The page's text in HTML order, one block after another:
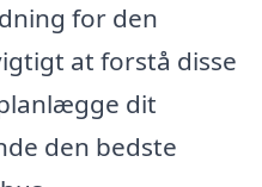
for den
at forstå disse
dit
den bedste